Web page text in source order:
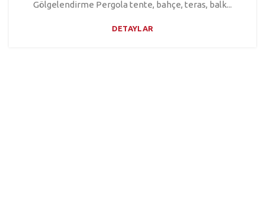
Gölgelendirme Pergola tente, bahçe, teras, balk...
DETAYLAR